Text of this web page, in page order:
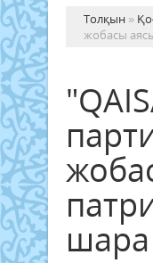
Толқын »
жобасы
шара